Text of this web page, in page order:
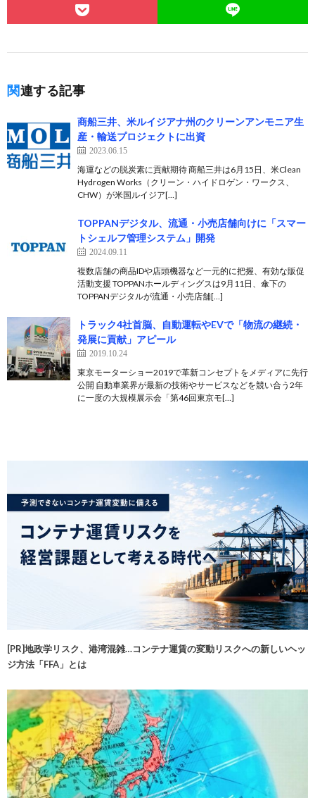
関連する記事
商船三井、米ルイジアナ州のクリーンアンモニア生
産・輸送プロジェクトに出資
2023.06.15
海運などの脱炭素に貢献期待 商船三井は6月15日、米Clean
Hydrogen Works（クリーン・ハイドロゲン・ワークス、
CHW）が米国ルイジア[…]
TOPPANデジタル、流通・小売店舗向けに「スマー
トシェルフ管理システム」開発
2024.09.11
複数店舗の商品IDや店頭機器など一元的に把握、有効な販促
活動支援 TOPPANホールディングスは9月11日、傘下の
TOPPANデジタルが流通・小売店舗[…]
トラック4社首脳、自動運転やEVで「物流の継続・
発展に貢献」アピール
2019.10.24
東京モーターショー2019で革新コンセプトをメディアに先行
公開 自動車業界が最新の技術やサービスなどを競い合う2年
に一度の大規模展示会「第46回東京モ[…]
[PR]地政学リスク、港湾混雑…コンテナ運賃の変動リスクへの新しいヘッ
ジ方法「FFA」とは